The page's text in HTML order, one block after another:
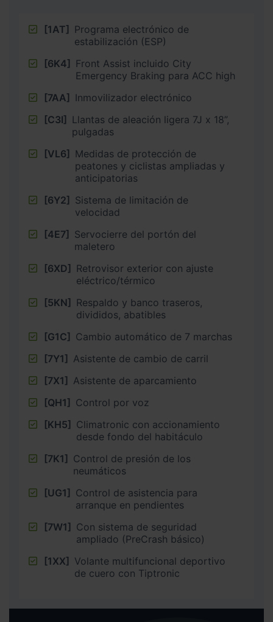
[1AT] Programa electrónico de
estabilización (ESP)
[6K4] Front Assist incluido City
Emergency Braking para ACC high
[7AA] Inmovilizador electrónico
[C3I] Llantas de aleación ligera 7J x 18”,
pulgadas
[VL6] Medidas de protección de
peatones y ciclistas ampliadas y
anticipatorias
[6Y2] Sistema de limitación de
velocidad
[4E7] Servocierre del portón del
maletero
[6XD] Retrovisor exterior con ajuste
eléctrico/térmico
[5KN] Respaldo y banco traseros,
divididos, abatibles
[G1C] Cambio automático de 7 marchas
[7Y1] Asistente de cambio de carril
[7X1] Asistente de aparcamiento
[QH1] Control por voz
[KH5] Climatronic con accionamiento
desde fondo del habitáculo
[7K1] Control de presión de los
neumáticos
[UG1] Control de asistencia para
arranque en pendientes
[7W1] Con sistema de seguridad
ampliado (PreCrash básico)
[1XX] Volante multifuncional deportivo
de cuero con Tiptronic